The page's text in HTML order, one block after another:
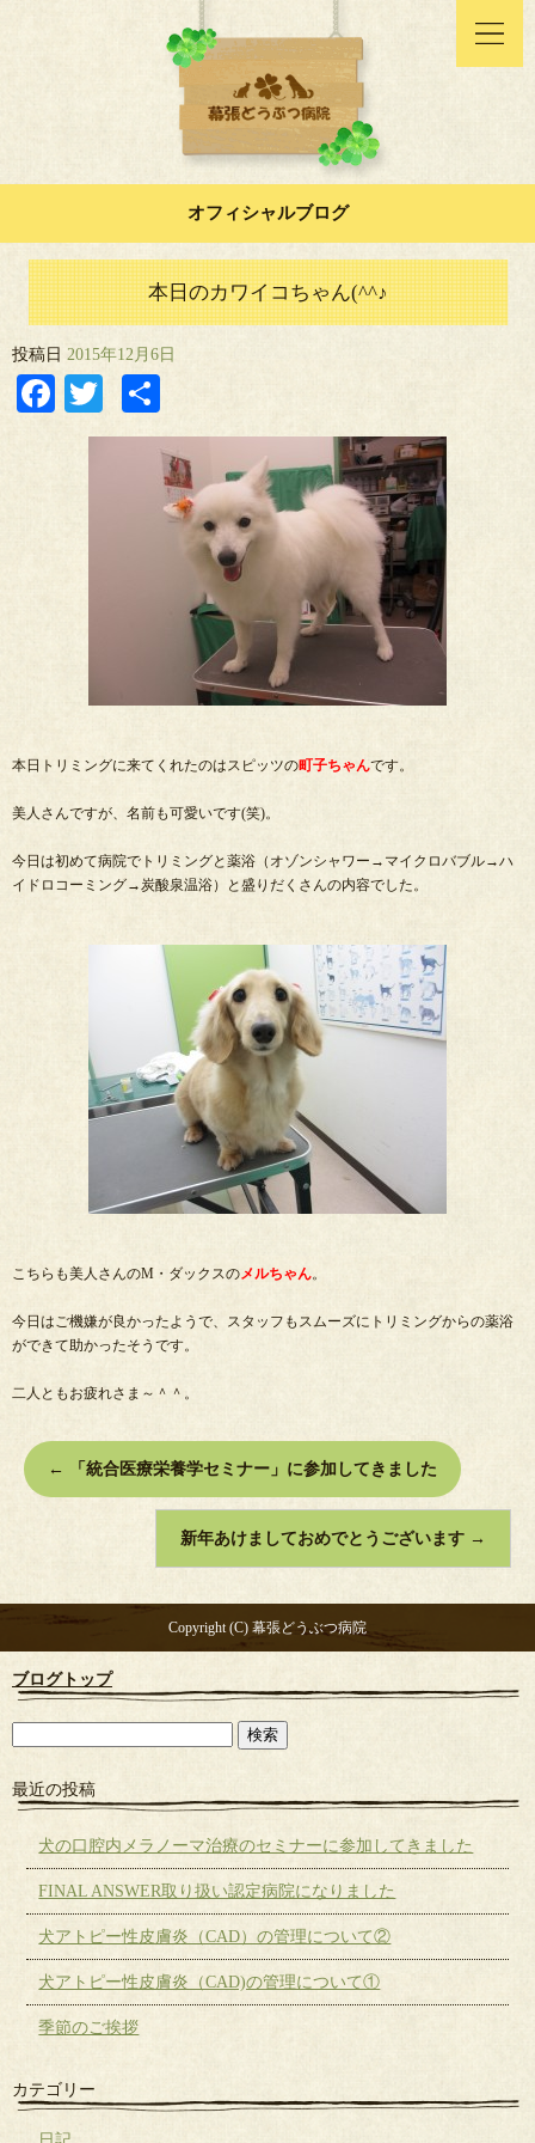
オフィシャルブログ
本日のカワイコちゃん(^^♪
投稿日 2015年12月6日
Facebook
Twitter
有
本日トリミングに来てくれたのはスピッツの町子ちゃんです。
美人さんですが、名前も可愛いです(笑)。
今日は初めて病院でトリミングと薬浴（オゾンシャワー→マイクロバブル→ハ
イドロコーミング→炭酸泉温浴）と盛りだくさんの内容でした。
こちらも美人さんのM・ダックスのメルちゃん。
今日はご機嫌が良かったようで、スタッフもスムーズにトリミングからの薬浴
ができて助かったそうです。
二人ともお疲れさま～＾＾。
← 「統合医療栄養学セミナー」に参加してきました
新年あけましておめでとうございます →
Copyright (C) 幕張どうぶつ病院
ブログトップ
最近の投稿
犬の口腔内メラノーマ治療のセミナーに参加してきました
FINAL ANSWER取り扱い認定病院になりました
犬アトピー性皮膚炎（CAD）の管理について②
犬アトピー性皮膚炎（CAD)の管理について①
季節のご挨拶
カテゴリー